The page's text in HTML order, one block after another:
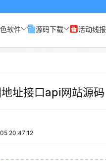
软件 源码下载 活动线报
址接口api网站源码
20:47:12